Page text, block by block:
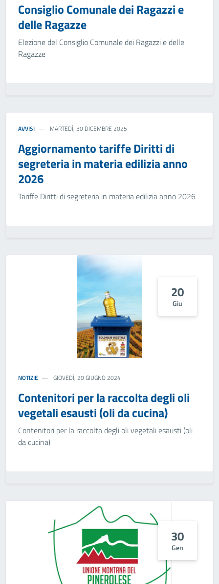
Consiglio Comunale dei Ragazzi e
delle Ragazze
Elezione del Consiglio Comunale dei Ragazzi e delle
Ragazze
AVVISI MARTEDÌ, 30 DICEMBRE 2025
Aggiornamento tariffe Diritti di
segreteria in materia edilizia anno
2026
Tariffe Diritti di segreteria in materia edilizia anno 2026
20
Giu
NOTIZIE GIOVEDÌ, 20 GIUGNO 2024
Contenitori per la raccolta degli oli
vegetali esausti (oli da cucina)
Contenitori per la raccolta degli oli vegetali esausti (oli
da cucina)
30
Gen